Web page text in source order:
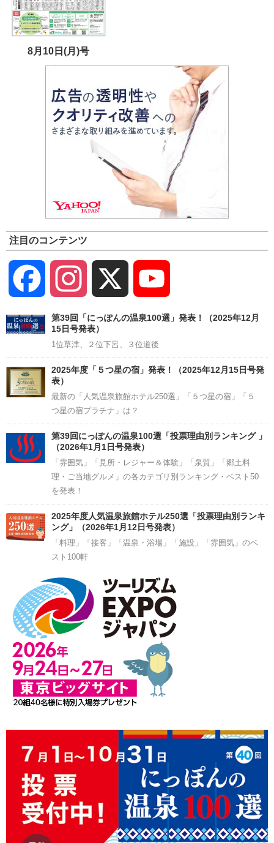
8月10日(月)号
注目のコンテンツ
Facebook Instagram
Channel
第39回「にっぽんの温泉100選」発表！（2025年12月
15日号発表）
1位草津、２位下呂、３位道後
2025年度「５つ星の宿」発表！（2025年12月15日号発
表）
最新の「人気温泉旅館ホテル250選」「５つ星の宿」「５
つ星の宿プラチナ」は？
第39回にっぽんの温泉100選「投票理由別ランキング 」
（2026年1月1日号発表）
「雰囲気」「見所・レジャー＆体験」「泉質」「郷土料
理・ご当地グルメ」の各カテゴリ別ランキング・ベスト50
を発表！
2025年度人気温泉旅館ホテル250選「投票理由別ランキ
ング」（2026年1月12日号発表）
「料理」「接客」「温泉・浴場」「施設」「雰囲気」のベ
スト100軒